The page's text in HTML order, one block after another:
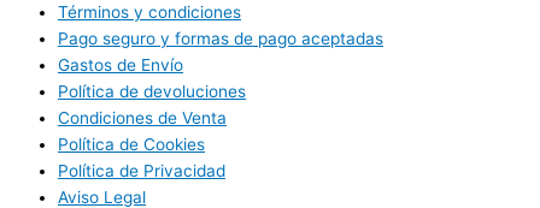
Términos y condiciones
Pago seguro y formas de pago aceptadas
Gastos de Envío
Política de devoluciones
Condiciones de Venta
Política de Cookies
Política de Privacidad
Aviso Legal